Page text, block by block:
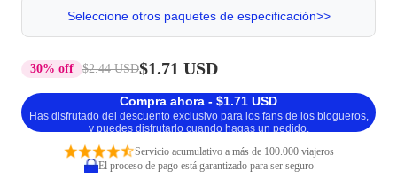
Seleccione otros paquetes de especificación>>
30% off $2.44 USD$1.71 USD
Compra ahora - $1.71 USD
Has disfrutado del descuento exclusivo para los fans de los blogueros,
y puedes disfrutarlo cuando hagas un pedido.
Servicio acumulativo a más de 100.000 viajeros
El proceso de pago está garantizado para ser seguro